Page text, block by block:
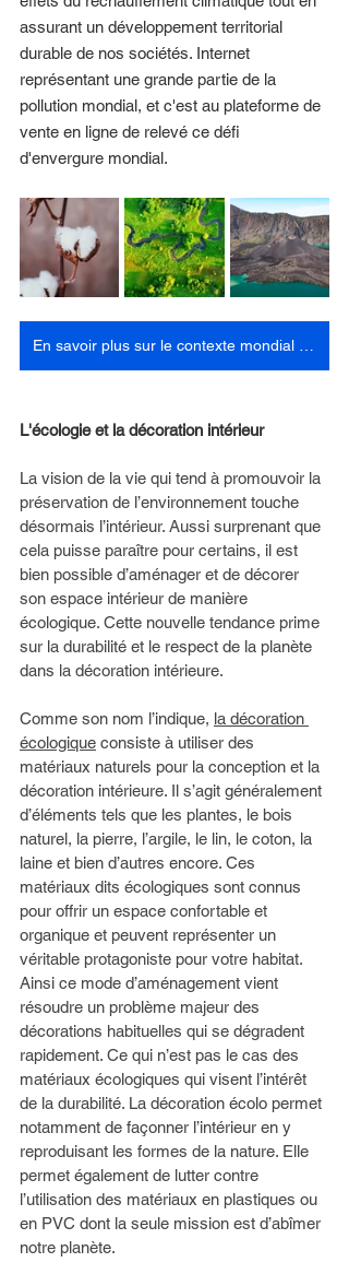
assurant un développement territorial
durable de nos sociétés. Internet
représentant une grande partie de la
pollution mondial, et c'est au plateforme de
vente en ligne de relevé ce défi
d'envergure mondial.
En savoir plus sur le contexte mondial echologique
L'écologie et la décoration intérieur
La vision de la vie qui tend à promouvoir la
préservation de l’environnement touche
désormais l’intérieur. Aussi surprenant que
cela puisse paraître pour certains, il est
bien possible d’aménager et de décorer
son espace intérieur de manière
écologique. Cette nouvelle tendance prime
sur la durabilité et le respect de la planète
dans la décoration intérieure.
Comme son nom l’indique, la décoration
écologique consiste à utiliser des
matériaux naturels pour la conception et la
décoration intérieure. Il s’agit généralement
d’éléments tels que les plantes, le bois
naturel, la pierre, l’argile, le lin, le coton, la
laine et bien d’autres encore. Ces
matériaux dits écologiques sont connus
pour offrir un espace confortable et
organique et peuvent représenter un
véritable protagoniste pour votre habitat.
Ainsi ce mode d’aménagement vient
résoudre un problème majeur des
décorations habituelles qui se dégradent
rapidement. Ce qui n’est pas le cas des
matériaux écologiques qui visent l’intérêt
de la durabilité. La décoration écolo permet
notamment de façonner l’intérieur en y
reproduisant les formes de la nature. Elle
permet également de lutter contre
l’utilisation des matériaux en plastiques ou
en PVC dont la seule mission est d’abîmer
notre planète.